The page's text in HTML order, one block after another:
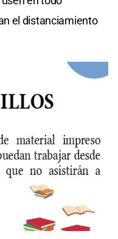
el distanciamiento